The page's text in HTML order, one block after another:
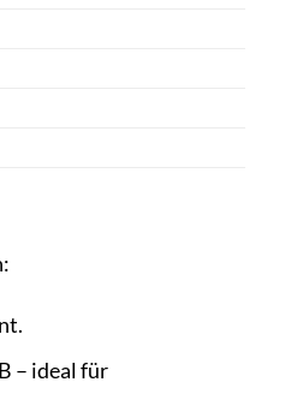
– ideal für